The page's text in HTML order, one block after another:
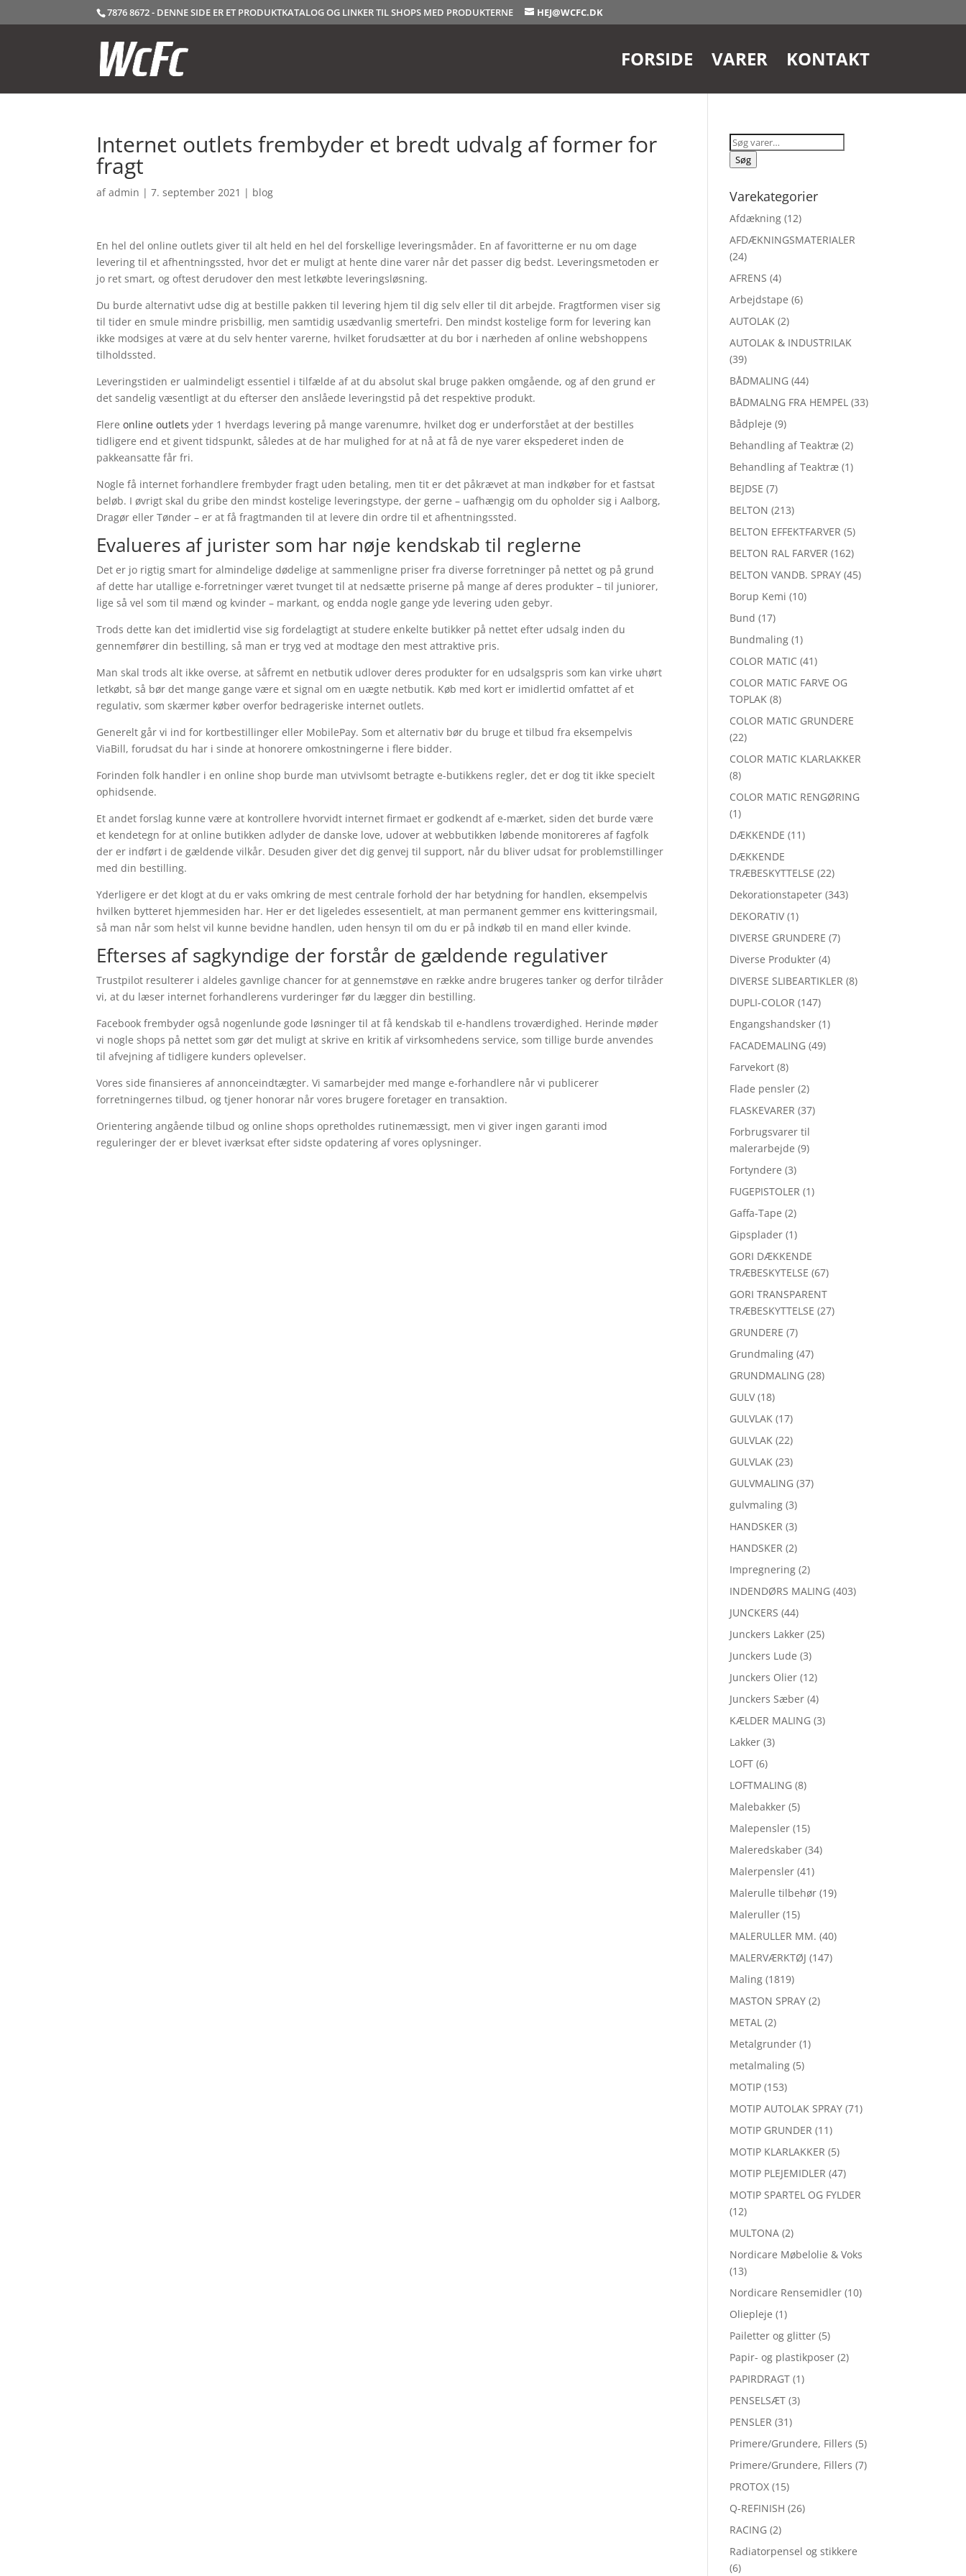
7876 8672 - DENNE SIDE ER ET PRODUKTKATALOG OG LINKER TIL SHOPS MED PRODUKTERNE HEJ@WCFC.DK
FORSIDE VARER KONTAKT
Internet outlets frembyder et bredt udvalg af former for
fragt
afadmin |7. september 2021 | blog
En hel del online outlets giver til alt held en hel del forskellige leveringsmåder. En af favoritterne er nu om dage
levering til et afhentningssted, hvor det er muligt at hente dine varer når det passer dig bedst. Leveringsmetoden er
jo ret smart, og oftest derudover den mest letkøbte leveringsløsning.
Du burde alternativt udse dig at bestille pakken til levering hjem til dig selv eller til dit arbejde. Fragtformen viser sig
til tider en smule mindre prisbillig, men samtidig usædvanlig smertefri. Den mindst kostelige form for levering kan
ikke modsiges at være at du selv henter varerne, hvilket forudsætter at du bor i nærheden af online webshoppens
tilholdssted.
Leveringstiden er ualmindeligt essentiel i tilfælde af at du absolut skal bruge pakken omgående, og af den grund er
det sandelig væsentligt at du efterser den anslåede leveringstid på det respektive produkt.
Flereonline outlets yder 1 hverdags levering på mange varenumre, hvilket dog er underforstået at der bestilles
tidligere end et givent tidspunkt, således at de har mulighed for at nå at få de nye varer ekspederet inden de
pakkeansatte får fri.
Nogle få internet forhandlere frembyder fragt uden betaling, men tit er det påkrævet at man indkøber for et fastsat
beløb. I øvrigt skal du gribe den mindst kostelige leveringstype, der gerne – uafhængig om du opholder sig i Aalborg,
Dragør eller Tønder – er at få fragtmanden til at levere din ordre til et afhentningssted.
Evalueres af jurister som har nøje kendskab til reglerne
Det er jo rigtig smart for almindelige dødelige at sammenligne priser fra diverse forretninger på nettet og på grund
af dette har utallige e-forretninger været tvunget til at nedsætte priserne på mange af deres produkter – til juniorer,
lige så vel som til mænd og kvinder – markant, og endda nogle gange yde levering uden gebyr.
Trods dette kan det imidlertid vise sig fordelagtigt at studere enkelte butikker på nettet efter udsalg inden du
gennemfører din bestilling, så man er tryg ved at modtage den mest attraktive pris.
Man skal trods alt ikke overse, at såfremt en netbutik udlover deres produkter for en udsalgspris som kan virke uhørt
letkøbt, så bør det mange gange være et signal om en uægte netbutik. Køb med kort er imidlertid omfattet af et
regulativ, som skærmer køber overfor bedrageriske internet outlets.
Generelt går vi ind for kortbestillinger eller MobilePay. Som et alternativ bør du bruge et tilbud fra eksempelvis
ViaBill, forudsat du har i sinde at honorere omkostningerne i flere bidder.
Forinden folk handler i en online shop burde man utvivlsomt betragte e-butikkens regler, det er dog tit ikke specielt
ophidsende.
Et andet forslag kunne være at kontrollere hvorvidt internet firmaet er godkendt af e-mærket, siden det burde være
et kendetegn for at online butikken adlyder de danske love, udover at webbutikken løbende monitoreres af fagfolk
der er indført i de gældende vilkår. Desuden giver det dig genvej til support, når du bliver udsat for problemstillinger
med din bestilling.
Yderligere er det klogt at du er vaks omkring de mest centrale forhold der har betydning for handlen, eksempelvis
hvilken bytteret hjemmesiden har. Her er det ligeledes essesentielt, at man permanent gemmer ens kvitteringsmail,
så man når som helst vil kunne bevidne handlen, uden hensyn til om du er på indkøb til en mand eller kvinde.
Efterses af sagkyndige der forstår de gældende regulativer
Trustpilot resulterer i aldeles gavnlige chancer for at gennemstøve en række andre brugeres tanker og derfor tilråder
vi, at du læser internet forhandlerens vurderinger før du lægger din bestilling.
Facebook frembyder også nogenlunde gode løsninger til at få kendskab til e-handlens troværdighed. Herinde møder
vi nogle shops på nettet som gør det muligt at skrive en kritik af virksomhedens service, som tillige burde anvendes
til afvejning af tidligere kunders oplevelser.
Vores side finansieres af annonceindtægter. Vi samarbejder med mange e-forhandlere når vi publicerer
forretningernes tilbud, og tjener honorar når vores brugere foretager en transaktion.
Orientering angående tilbud og online shops opretholdes rutinemæssigt, men vi giver ingen garanti imod
reguleringer der er blevet iværksat efter sidste opdatering af vores oplysninger.
Søg
efter:
Søg
Varekategorier
Afdækning (12)
AFDÆKNINGSMATERIALER
(24)
AFRENS (4)
Arbejdstape (6)
AUTOLAK (2)
AUTOLAK & INDUSTRILAK
(39)
BÅDMALING (44)
BÅDMALNG FRA HEMPEL (33)
Bådpleje (9)
Behandling af Teaktræ (2)
Behandling af Teaktræ (1)
BEJDSE (7)
BELTON (213)
BELTON EFFEKTFARVER (5)
BELTON RAL FARVER (162)
BELTON VANDB. SPRAY (45)
Borup Kemi (10)
Bund (17)
Bundmaling (1)
COLOR MATIC (41)
COLOR MATIC FARVE OG
TOPLAK (8)
COLOR MATIC GRUNDERE
(22)
COLOR MATIC KLARLAKKER
(8)
COLOR MATIC RENGØRING
(1)
DÆKKENDE (11)
DÆKKENDE
TRÆBESKYTTELSE (22)
Dekorationstapeter (343)
DEKORATIV (1)
DIVERSE GRUNDERE (7)
Diverse Produkter (4)
DIVERSE SLIBEARTIKLER (8)
DUPLI-COLOR (147)
Engangshandsker (1)
FACADEMALING (49)
Farvekort (8)
Flade pensler (2)
FLASKEVARER (37)
Forbrugsvarer til
malerarbejde (9)
Fortyndere (3)
FUGEPISTOLER (1)
Gaffa-Tape (2)
Gipsplader (1)
GORI DÆKKENDE
TRÆBESKYTELSE (67)
GORI TRANSPARENT
TRÆBESKYTTELSE (27)
GRUNDERE (7)
Grundmaling (47)
GRUNDMALING (28)
GULV (18)
GULVLAK (17)
GULVLAK (22)
GULVLAK (23)
GULVMALING (37)
gulvmaling (3)
HANDSKER (3)
HANDSKER (2)
Impregnering (2)
INDENDØRS MALING (403)
JUNCKERS (44)
Junckers Lakker (25)
Junckers Lude (3)
Junckers Olier (12)
Junckers Sæber (4)
KÆLDER MALING (3)
Lakker (3)
LOFT (6)
LOFTMALING (8)
Malebakker (5)
Malepensler (15)
Maleredskaber (34)
Malerpensler (41)
Malerulle tilbehør (19)
Maleruller (15)
MALERULLER MM. (40)
MALERVÆRKTØJ (147)
Maling (1819)
MASTON SPRAY (2)
METAL (2)
Metalgrunder (1)
metalmaling (5)
MOTIP (153)
MOTIP AUTOLAK SPRAY (71)
MOTIP GRUNDER (11)
MOTIP KLARLAKKER (5)
MOTIP PLEJEMIDLER (47)
MOTIP SPARTEL OG FYLDER
(12)
MULTONA (2)
Nordicare Møbelolie & Voks
(13)
Nordicare Rensemidler (10)
Oliepleje (1)
Pailetter og glitter (5)
Papir- og plastikposer (2)
PAPIRDRAGT (1)
PENSELSÆT (3)
PENSLER (31)
Primere/Grundere, Fillers (5)
Primere/Grundere, Fillers (7)
PROTOX (15)
Q-REFINISH (26)
RACING (2)
Radiatorpensel og stikkere
(6)